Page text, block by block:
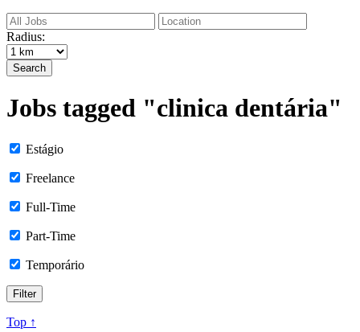
Radius:
Search
Jobs tagged "clinica dentária"
Estágio
Freelance
Full-Time
Part-Time
Temporário
Top ↑